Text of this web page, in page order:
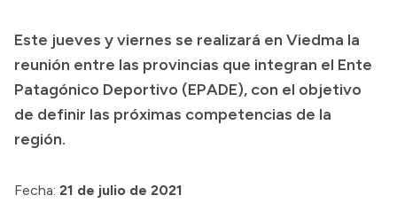
Boletín Oficial
Compras y licitaciones
Consulta de expedientes
Consulta de pago a proveedores
Intranet
Este jueves y viernes se realizará en Viedma la
reunión entre las provincias que integran el Ente
Patagónico Deportivo (EPADE), con el objetivo
de definir las próximas competencias de la
región.
Fecha: 21 de julio de 2021